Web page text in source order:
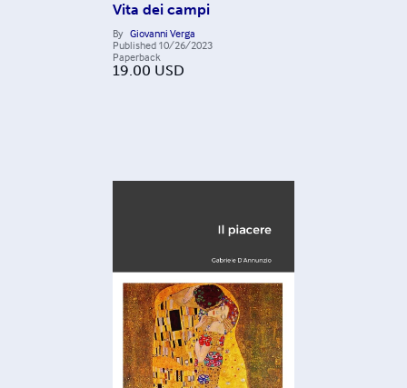
Vita dei campi
By Giovanni Verga
Published 10/26/2023
Paperback
19.00 USD